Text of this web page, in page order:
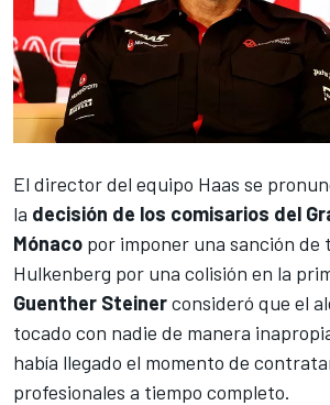
El director del equipo Haas se
la decisión de los comisarios del
Mónaco por imponer una sanción de
Hulkenberg por una colisión en la
Guenther Steinerconsideró que el
tocado con nadie de manera
había llegado el momento de
profesionales a tiempo completo.